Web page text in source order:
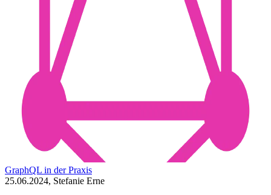
GraphQL in der Praxis
25.06.2024, Stefanie Erne